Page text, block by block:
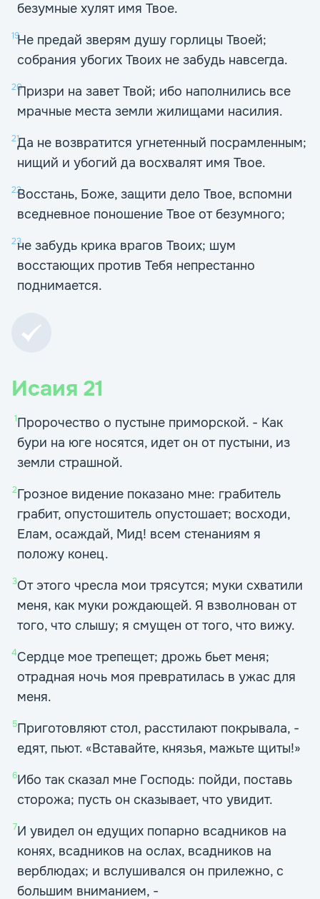
безумные хулят имя Твое.
19Не предай зверям душу горлицы Твоей;
собрания убогих Твоих не забудь навсегда.
20Призри на завет Твой; ибо наполнились все
мрачные места земли жилищами насилия.
21Да не возвратится угнетенный посрамленным;
нищий и убогий да восхвалят имя Твое.
22Восстань, Боже, защити дело Твое, вспомни
вседневное поношение Твое от безумного;
23не забудь крика врагов Твоих; шум
восстающих против Тебя непрестанно
поднимается.
Исаия 21
1Пророчество о пустыне приморской. - Как
бури на юге носятся, идет он от пустыни, из
земли страшной.
2Грозное видение показано мне: грабитель
грабит, опустошитель опустошает; восходи,
Елам, осаждай, Мид! всем стенаниям я
положу конец.
3От этого чресла мои трясутся; муки схватили
меня, как муки рождающей. Я взволнован от
того, что слышу; я смущен от того, что вижу.
4Сердце мое трепещет; дрожь бьет меня;
отрадная ночь моя превратилась в ужас для
меня.
5Приготовляют стол, расстилают покрывала, -
едят, пьют. «Вставайте, князья, мажьте щиты!»
6Ибо так сказал мне Господь: пойди, поставь
сторожа; пусть он сказывает, что увидит.
7И увидел он едущих попарно всадников на
конях, всадников на ослах, всадников на
верблюдах; и вслушивался он прилежно, с
большим вниманием, -